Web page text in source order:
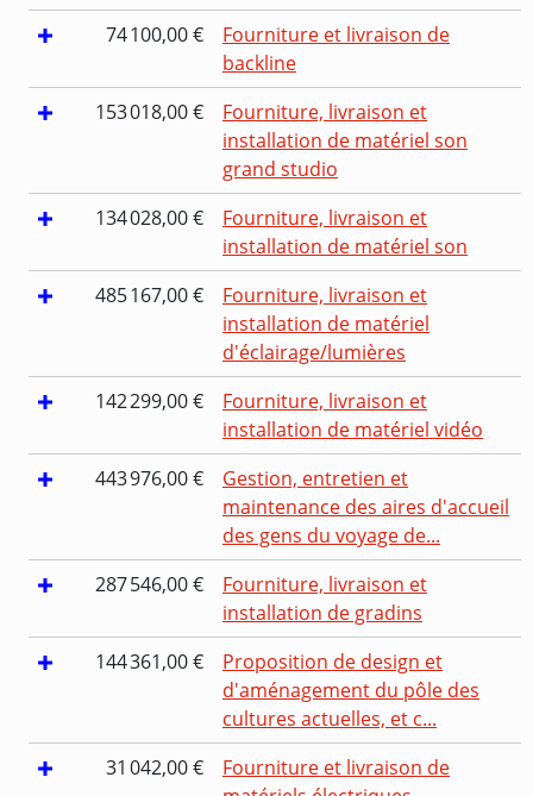
74 100,00 €
Fourniture et livraison de
backline
153 018,00 €
Fourniture, livraison et
installation de matériel son
grand studio
134 028,00 €
Fourniture, livraison et
installation de matériel son
485 167,00 €
Fourniture, livraison et
installation de matériel
d'éclairage/lumières
142 299,00 €
Fourniture, livraison et
installation de matériel vidéo
443 976,00 €
Gestion, entretien et
maintenance des aires d'accueil
des gens du voyage de...
287 546,00 €
Fourniture, livraison et
installation de gradins
144 361,00 €
Proposition de design et
d'aménagement du pôle des
cultures actuelles, et c...
31 042,00 €
Fourniture et livraison de